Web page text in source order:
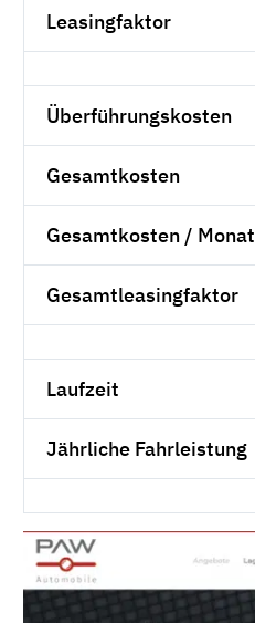
Leasingfaktor
Überführungskosten
Gesamtkosten
Gesamtkosten / Monat
Gesamtleasingfaktor
Laufzeit
Jährliche Fahrleistung